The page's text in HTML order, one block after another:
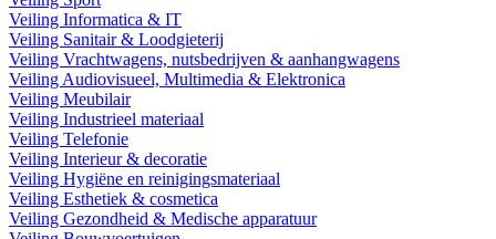
Veiling Informatica & IT
Veiling Sanitair & Loodgieterij
Veiling Vrachtwagens, nutsbedrijven & aanhangwagens
Veiling Audiovisueel, Multimedia & Elektronica
Veiling Meubilair
Veiling Industrieel materiaal
Veiling Telefonie
Veiling Interieur & decoratie
Veiling Hygiëne en reinigingsmateriaal
Veiling Esthetiek & cosmetica
Veiling Gezondheid & Medische apparatuur